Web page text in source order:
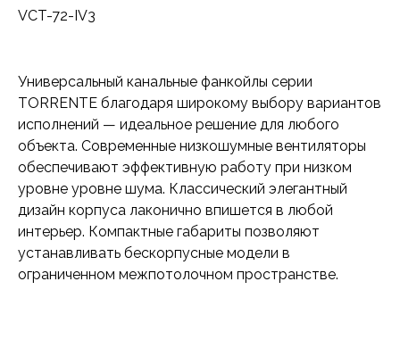
VCT-72-IV3
Универсальный канальные фанкойлы серии
TORRENTE благодаря широкому выбору вариантов
исполнений — идеальное решение для любого
объекта. Современные низкошумные вентиляторы
обеспечивают эффективную работу при низком
уровне уровне шума. Классический элегантный
дизайн корпуса лаконично впишется в любой
интерьер. Компактные габариты позволяют
устанавливать бескорпусные модели в
ограниченном межпотолочном пространстве.